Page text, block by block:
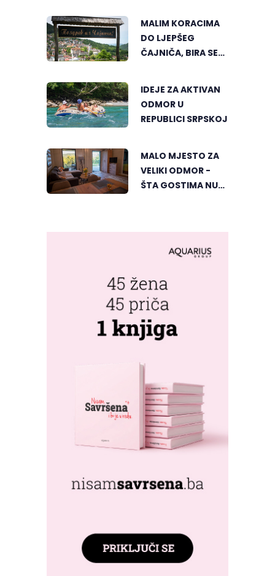
MALIM KORACIMA
DO LJEPŠEG
ČAJNIČA, BIRA SE
IDEJE ZA AKTIVAN
ODMOR U
REPUBLICI SRPSKOJ
MALO MJESTO ZA
VELIKI ODMOR -
ŠTA GOSTIMA NUDI